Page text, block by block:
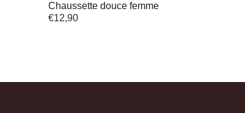
Chaussette douce femme
€12,90